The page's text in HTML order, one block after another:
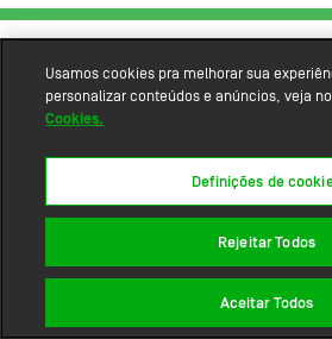
Usamos cookies pra melhorar sua
personalizar conteúdos e anúncios, veja
Cookies.
Definições de
Rejeitar Todos
Aceitar Todos